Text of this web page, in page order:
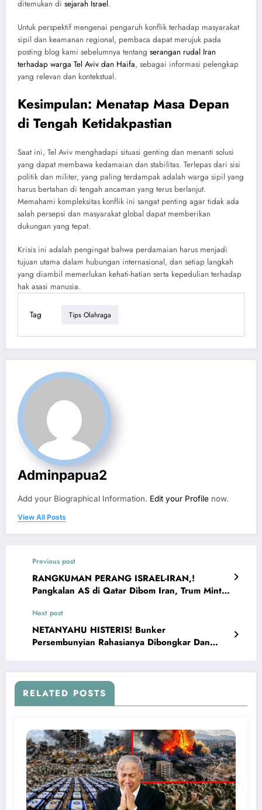
ditemukan di sejarah Israel.
Untuk perspektif mengenai pengaruh konflik terhadap masyarakat
sipil dan keamanan regional, pembaca dapat merujuk pada
posting blog kami sebelumnya tentang serangan rudal Iran
terhadap warga Tel Aviv dan Haifa, sebagai informasi pelengkap
yang relevan dan kontekstual.
Kesimpulan: Menatap Masa Depan
di Tengah Ketidakpastian
Saat ini, Tel Aviv menghadapi situasi genting dan menanti solusi
yang dapat membawa kedamaian dan stabilitas. Terlepas dari sisi
politik dan militer, yang paling terdampak adalah warga sipil yang
harus bertahan di tengah ancaman yang terus berlanjut.
Memahami kompleksitas konflik ini sangat penting agar tidak ada
salah persepsi dan masyarakat global dapat memberikan
dukungan yang tepat.
Krisis ini adalah pengingat bahwa perdamaian harus menjadi
tujuan utama dalam hubungan internasional, dan setiap langkah
yang diambil memerlukan kehati-hatian serta kepedulian terhadap
hak asasi manusia.
Tag Tips Olahraga
Adminpapua2
Add your Biographical Information. Edit your Profile now.
View All Posts
Previous post
RANGKUMAN PERANG ISRAEL-IRAN,!
Pangkalan AS di Qatar Dibom Iran, Trum Minta
Next post
NETANYAHU HISTERIS! Bunker
Persembunyian Rahasianya Dibongkar Dan
RELATED POSTS